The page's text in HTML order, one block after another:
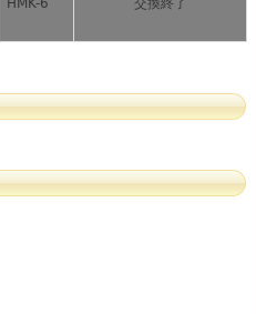
HMK-6 交換終了